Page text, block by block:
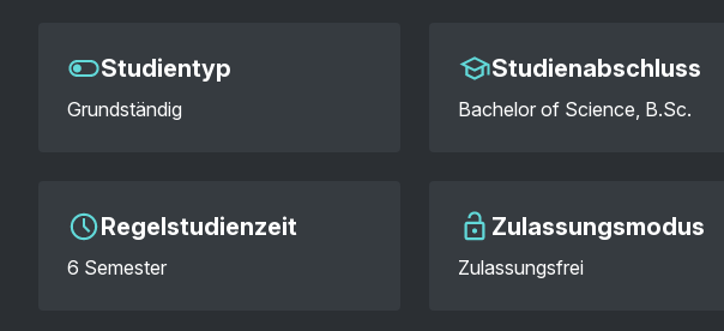
Studientyp
Grundständig
Studienabschluss
Bachelor of Science, B.Sc.
Regelstudienzeit
6 Semester
Zulassungsmodus
Zulassungsfrei